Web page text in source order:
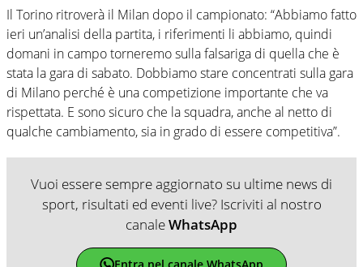
Il Torino ritroverà il Milan dopo il campionato: “Abbiamo fatto
ieri un’analisi della partita, i riferimenti li abbiamo, quindi
domani in campo torneremo sulla falsariga di quella che è
stata la gara di sabato. Dobbiamo stare concentrati sulla gara
di Milano perché è una competizione importante che va
rispettata. E sono sicuro che la squadra, anche al netto di
qualche cambiamento, sia in grado di essere competitiva”.
Vuoi essere sempre aggiornato su ultime news di
sport, risultati ed eventi live? Iscriviti al nostro
canaleWhatsApp